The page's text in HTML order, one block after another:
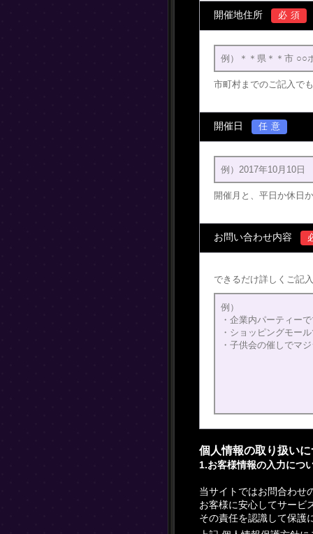
開催地住所 必須
市町村までのご記入で
開催日 任意
開催月と、平日か休日
お問い合わせ内容
できるだけ詳しくご記
個人情報の取り扱い
1.お客様情報の入力につ
当サイトではお問合わせ
お客様に安心してサービ
その責任を認識して保護